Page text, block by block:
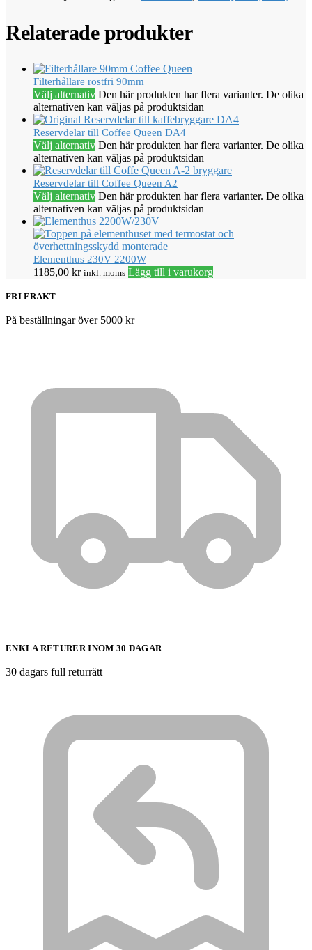
Relaterade produkter
Filterhållare rostfri 90mm
Välj alternativ Den här produkten har flera varianter. De olika
alternativen kan väljas på produktsidan
Reservdelar till Coffee Queen DA4
Välj alternativ Den här produkten har flera varianter. De olika
alternativen kan väljas på produktsidan
Reservdelar till Coffee Queen A2
Välj alternativ Den här produkten har flera varianter. De olika
alternativen kan väljas på produktsidan
Elementhus 230V 2200W
1185,00 kr inkl. moms Lägg till i varukorg
FRI FRAKT
På beställningar över 5000 kr
ENKLA RETURER INOM 30 DAGAR
30 dagars full returrätt